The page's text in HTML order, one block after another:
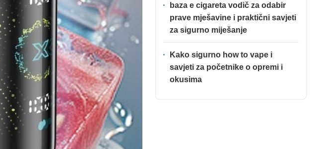
baza e cigareta vodič za odabir
prave mješavine i praktični savjeti
za sigurno miješanje
Kako sigurno how to vape i
savjeti za početnike o opremi i
okusima